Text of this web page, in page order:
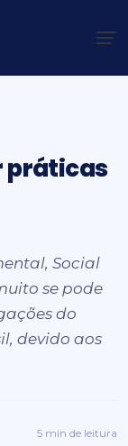
práticas
Social
se pode
do
devido aos
5 min de leitura